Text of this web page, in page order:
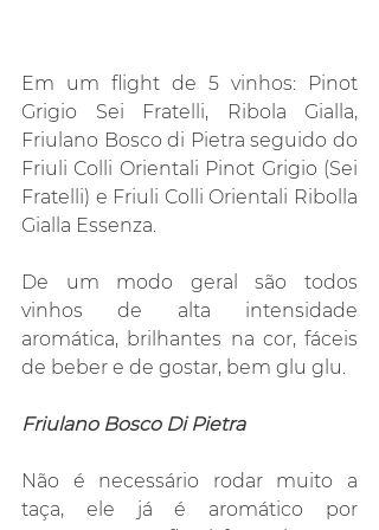
Em um flight de 5 vinhos: Pinot
Grigio Sei Fratelli, Ribola Gialla,
Friulano Bosco di Pietra seguido do
Friuli Colli Orientali Pinot Grigio (Sei
Fratelli) e Friuli Colli Orientali Ribolla
Gialla Essenza.
De um modo geral são todos
vinhos de alta intensidade
aromática, brilhantes na cor, fáceis
de beber e de gostar, bem glu glu.
Friulano Bosco Di Pietra
Não é necessário rodar muito a
taça, ele já é aromático por